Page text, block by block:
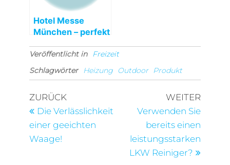
Hotel Messe
München – perfekt
Ausstellungen
Veröffentlicht in
Freizeit
Schlagwörter
Heizung Outdoor Produkt
Beitragsnavigation
Vorheriger
Beitrag
ZURÜCK
Die Verlässlichkeit
einer geeichten
Waage!
WEITER
Verwenden Sie
bereits einen
leistungsstarken
LKW Reiniger?